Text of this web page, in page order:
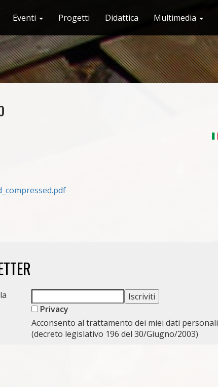
Eventi Progetti Didattica Multimedia
Privacy
Acconsento al trattamento dei miei dati personali
(decreto legislativo 196 del 30/Giugno/2003)